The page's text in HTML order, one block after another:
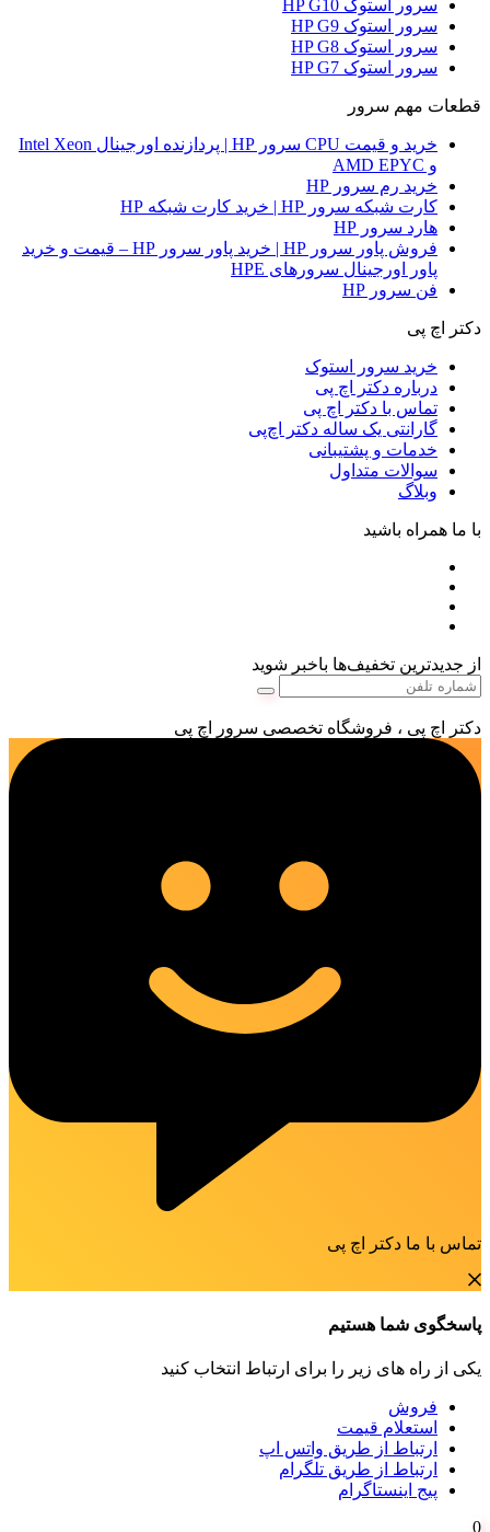
سرور استوک HP G10
سرور استوک HP G9
سرور استوک HP G8
سرور استوک HP G7
قطعات مهم سرور
خرید و قیمت CPU سرور HP | پردازنده اورجینال Intel Xeon
و AMD EPYC
خرید رم سرور HP
کارت شبکه سرور HP | خرید کارت شبکه HP
هارد سرور HP
فروش پاور سرور HP | خرید پاور سرور HP – قیمت و خرید
پاور اورجینال سرورهای HPE
فن سرور HP
دکتر اچ پی
خرید سرور استوک
درباره دکتر اچ پی
تماس با دکتر اچ پی
گارانتی یک ساله دکتر اچ‌پی
خدمات و پشتیبانی
سوالات متداول
وبلاگ
با ما همراه باشید
از جدیدترین تخفیف‌ها باخبر شوید
دکتر اچ پی ، فروشگاه تخصصی سرور اچ پی
تماس با ما دکتر اچ پی
پاسخگوی شما هستیم
یکی از راه های زیر را برای ارتباط انتخاب کنید
فروش
استعلام قیمت
ارتباط از طریق واتس اپ
ارتباط از طریق تلگرام
پیج اینستاگرام
0